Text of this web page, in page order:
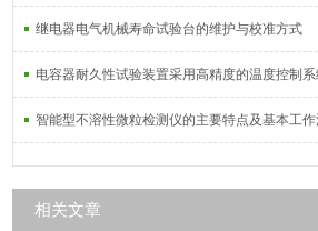
继电器电气机械寿命试验台的维护与校准方式
电容器耐久性试验装置采用高精度的温度控制
智能型不溶性微粒检测仪的主要特点及基本工
相关文章